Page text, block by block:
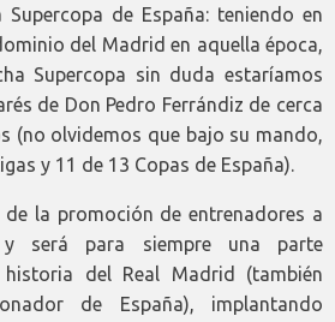
de España: teniendo en
del Madrid en aquella época,
Supercopa sin duda estaríamos
de Don Pedro Ferrándiz de cerca
(no olvidemos que bajo su mando,
y 11 de 13 Copas de España).
de la promoción de entrenadores a
será para siempre una parte
del Real Madrid (también
de España), implantando